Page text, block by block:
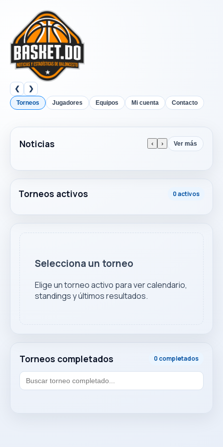
❮ ❯
Torneos Jugadores Equipos Mi cuenta Contacto
Noticias ‹ › Ver más
Torneos activos 0 activos
Torneos completados 0 completados
Selecciona un torneo
Elige un torneo activo para ver calendario,
standings y últimos resultados.